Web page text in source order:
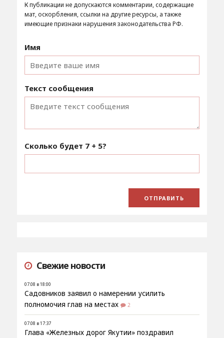
К публикации не допускаются комментарии, содержащие
мат, оскорбления, ссылки на другие ресурсы, а также
имеющие признаки нарушения законодательства РФ.
Имя
Текст сообщения
Сколько будет 7 + 5?
Свежие новости
07.08 в 18:00
Садовников заявил о намерении усилить
полномочия глав на местах
2
07.08 в 17:37
Глава «Железных дорог Якутии» поздравил